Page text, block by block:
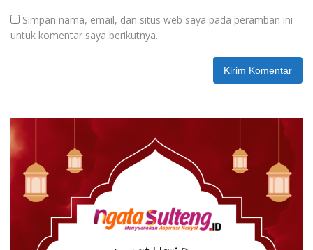
Simpan nama, email, dan situs web saya pada peramban ini
untuk komentar saya berikutnya.